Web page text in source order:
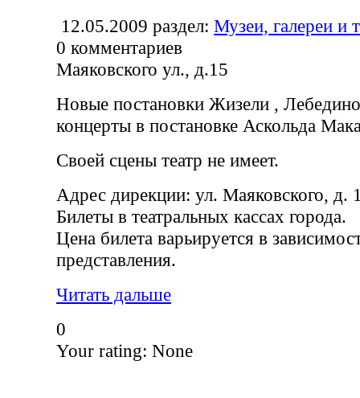
12.05.2009 раздел: Музеи, галереи и
0 комментариев
Маяковского ул., д.15
Новые постановки Жизели ,
концерты в постановке Аскольда
Своей сцены театр не имеет.
Адрес дирекции: ул. Маяковского, д.
Билеты в театральных кассах города.
Цена билета варьируется в
представления.
Читать дальше
0
Your rating: None